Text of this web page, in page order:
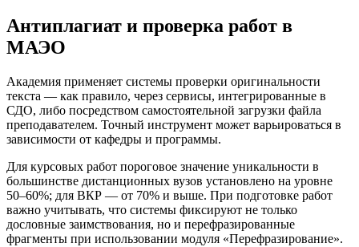
Антиплагиат и проверка работ в
МАЭО
Академия применяет системы проверки оригинальности
текста — как правило, через сервисы, интегрированные в
СДО, либо посредством самостоятельной загрузки файла
преподавателем. Точный инструмент может варьироваться в
зависимости от кафедры и программы.
Для курсовых работ пороговое значение уникальности в
большинстве дистанционных вузов установлено на уровне
50–60%; для ВКР — от 70% и выше. При подготовке работ
важно учитывать, что системы фиксируют не только
дословные заимствования, но и перефразированные
фрагменты при использовании модуля «Перефразирование».